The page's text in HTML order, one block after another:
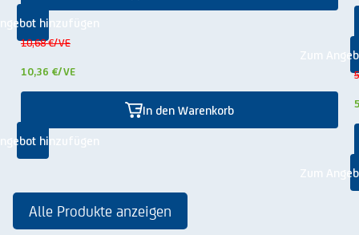
hinzufügen
10,68 €/VE
10,36 €/VE
In den Warenkorb
hinzufügen
Zum
Zum
Alle Produkte anzeigen